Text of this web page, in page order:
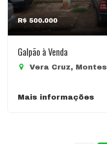
R$ 500.000
Galpão à Venda
Vera Cruz,
Mais informações